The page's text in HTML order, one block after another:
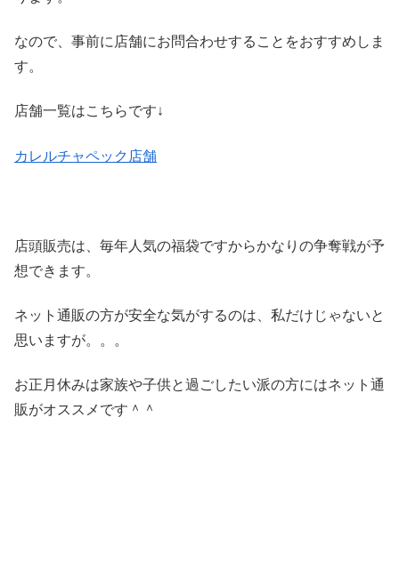
なので、事前に店舗にお問合わせすることをおすすめしま
す。
店舗一覧はこちらです↓
カレルチャペック店舗
店頭販売は、毎年人気の福袋ですからかなりの争奪戦が予
想できます。
ネット通販の方が安全な気がするのは、私だけじゃないと
思いますが。。。
お正月休みは家族や子供と過ごしたい派の方にはネット通
販がオススメです＾＾